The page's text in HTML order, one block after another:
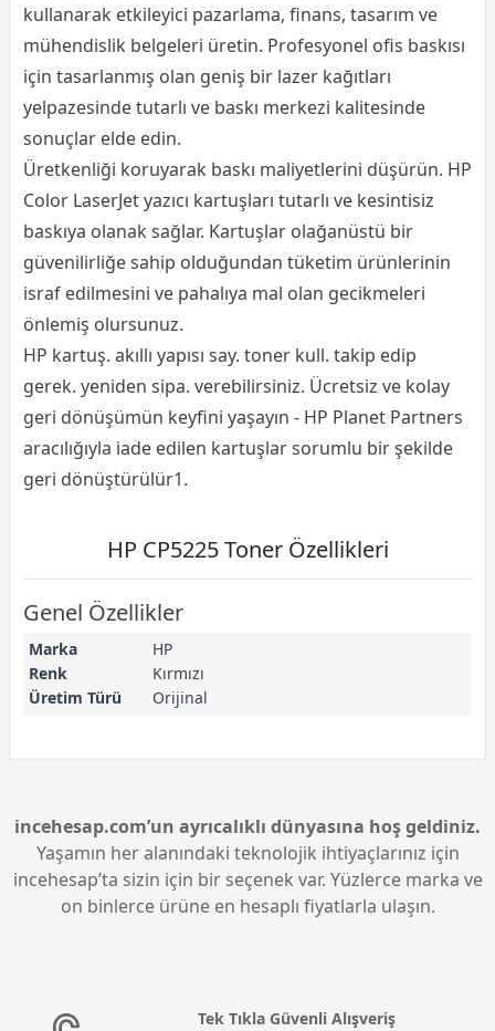
kullanarak etkileyici pazarlama, finans, tasarım ve
mühendislik belgeleri üretin. Profesyonel ofis baskısı
için tasarlanmış olan geniş bir lazer kağıtları
yelpazesinde tutarlı ve baskı merkezi kalitesinde
sonuçlar elde edin.
Üretkenliği koruyarak baskı maliyetlerini düşürün. HP
Color LaserJet yazıcı kartuşları tutarlı ve kesintisiz
baskıya olanak sağlar. Kartuşlar olağanüstü bir
güvenilirliğe sahip olduğundan tüketim ürünlerinin
israf edilmesini ve pahalıya mal olan gecikmeleri
önlemiş olursunuz.
HP kartuş. akıllı yapısı say. toner kull. takip edip
gerek. yeniden sipa. verebilirsiniz. Ücretsiz ve kolay
geri dönüşümün keyfini yaşayın - HP Planet Partners
aracılığıyla iade edilen kartuşlar sorumlu bir şekilde
geri dönüştürülür1.
HP CP5225 Toner Özellikleri
Genel Özellikler
Marka
HP
Renk
Kırmızı
Üretim Türü
Orijinal
incehesap.com’un ayrıcalıklı dünyasına hoş geldiniz.
Yaşamın her alanındaki teknolojik ihtiyaçlarınız için
incehesap’ta sizin için bir seçenek var. Yüzlerce marka ve
on binlerce ürüne en hesaplı fiyatlarla ulaşın.
Tek Tıkla Güvenli Alışveriş